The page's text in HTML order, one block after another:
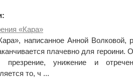
«Кара»
написанное Анной Волковой,
плачевно для героини.
презрение, унижение и
то, ч ...